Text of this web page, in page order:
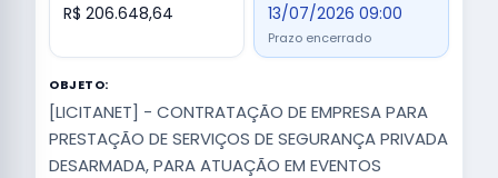
R$ 206.648,64 13/07/2026 09:00
Prazo encerrado
OBJETO:
[LICITANET] - CONTRATAÇÃO DE EMPRESA PARA
PRESTAÇÃO DE SERVIÇOS DE SEGURANÇA PRIVADA
DESARMADA, PARA ATUAÇÃO EM EVENTOS